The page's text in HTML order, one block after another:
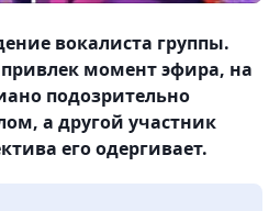
вокалиста группы.
момент эфира, на
подозрительно
а другой участник
его одергивает.